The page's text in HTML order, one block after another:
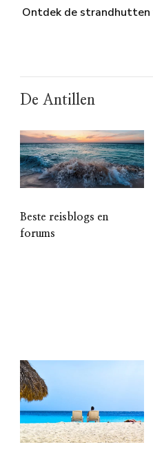
Ontdek de strandhutten
De Antillen
Beste reisblogs en
forums